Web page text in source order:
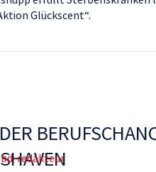
Glückscent“.
redakteur